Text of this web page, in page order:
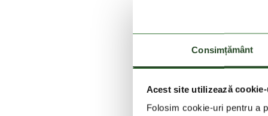
Consimțământ
Acest site utilizează
Folosim cookie-uri pentru a